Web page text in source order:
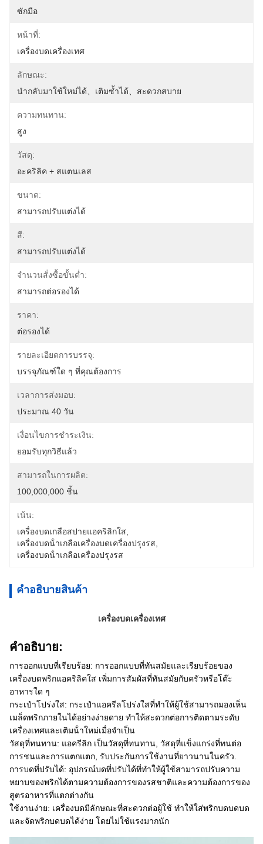
ซักมือ
หน้าที่:
เครื่องบดเครื่องเทศ
ลักษณะ:
นำกลับมาใช้ใหม่ได้、เติมซ้ำได้、สะดวกสบาย
ความทนทาน:
สูง
วัสดุ:
อะคริลิค + สแตนเลส
ขนาด:
สามารถปรับแต่งได้
สี:
สามารถปรับแต่งได้
จำนวนสั่งซื้อขั้นต่ำ:
สามารถต่อรองได้
ราคา:
ต่อรองได้
รายละเอียดการบรรจุ:
บรรจุภัณฑ์ใด ๆ ที่คุณต้องการ
เวลาการส่งมอบ:
ประมาณ 40 วัน
เงื่อนไขการชำระเงิน:
ยอมรับทุกวิธีแล้ว
สามารถในการผลิต:
100,000,000 ชิ้น
เน้น:
เครื่องบดเกลือสปายแอคริลิกใส
เครื่องบดน้ําเกลือเครื่องบดเครื่องปรุงรส
เครื่องบดน้ําเกลือเครื่องปรุงรส
คําอธิบายสินค้า
เครื่องบดเครื่องเทศ
คําอธิบาย:
การออกแบบที่เรียบร้อย: การออกแบบที่ทันสมัยและเรียบร้อยของ
เครื่องบดพริกแอคริลิคใส เพิ่มการสัมผัสที่ทันสมัยกับครัวหรือโต๊ะ
อาหารใด ๆ
กระเป๋าโปร่งใส: กระเป๋าแอครีลโปร่งใสที่ทําให้ผู้ใช้สามารถมองเห็น
เมล็ดพริกภายในได้อย่างง่ายดาย ทําให้สะดวกต่อการติดตามระดับ
เครื่องเทศและเติมน้ําใหม่เมื่อจําเป็น
วัสดุที่ทนทาน: แอครีลิก เป็นวัสดุที่ทนทาน, วัสดุที่แข็งแกร่งที่ทนต่อ
การชนและการแตกแตก, รับประกันการใช้งานที่ยาวนานในครัว.
การบดที่ปรับได้: อุปกรณ์บดที่ปรับได้ที่ทําให้ผู้ใช้สามารถปรับความ
หยาบของพริกได้ตามความต้องการของรสชาติและความต้องการของ
สูตรอาหารที่แตกต่างกัน
ใช้งานง่าย: เครื่องบดมีลักษณะที่สะดวกต่อผู้ใช้ ทําให้ใส่พริกบดบดบด
และจัดพริกบดบดได้ง่าย โดยไม่ใช้แรงมากนัก